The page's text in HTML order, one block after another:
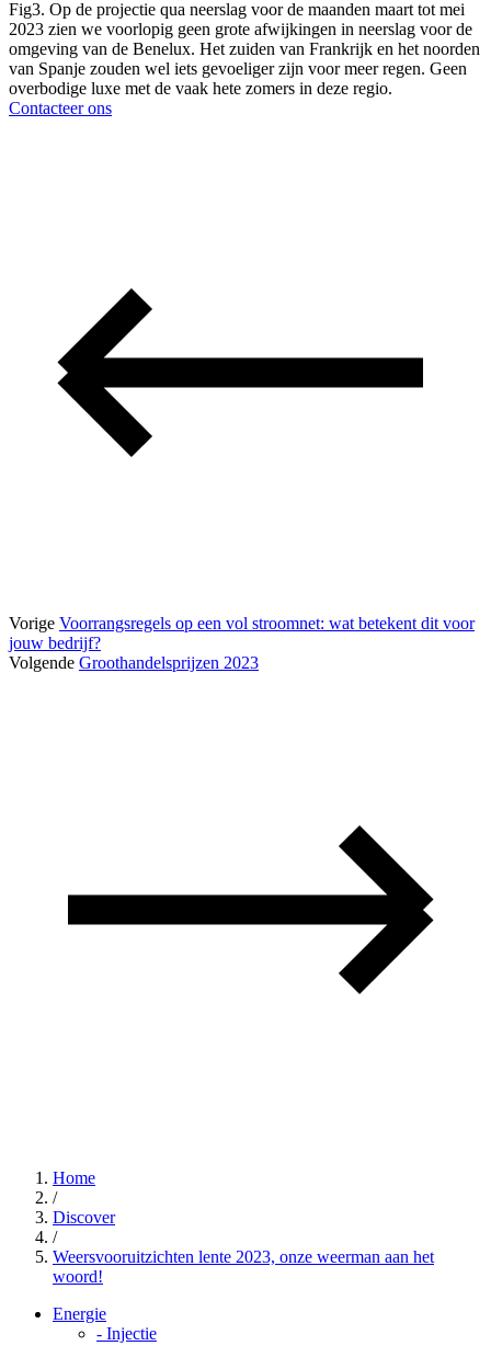
Fig3. Op de projectie qua neerslag voor de maanden maart tot mei
2023 zien we voorlopig geen grote afwijkingen in neerslag voor de
omgeving van de Benelux. Het zuiden van Frankrijk en het noorden
van Spanje zouden wel iets gevoeliger zijn voor meer regen. Geen
overbodige luxe met de vaak hete zomers in deze regio.
Contacteer ons
Vorige Voorrangsregels op een vol stroomnet: wat betekent dit voor
jouw bedrijf?
Volgende Groothandelsprijzen 2023
Home
/
Discover
/
Weersvooruitzichten lente 2023, onze weerman aan het
woord!
Energie
- Injectie